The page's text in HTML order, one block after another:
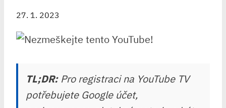
27. 1. 2023
TL;DR:Pro registraci na YouTube TV
potřebujete Google účet,